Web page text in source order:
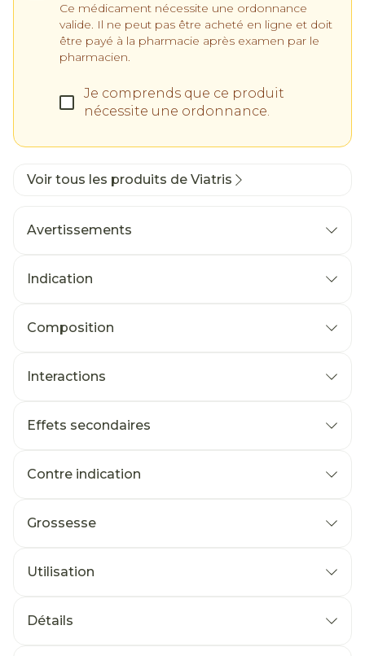
Ce médicament nécessite une ordonnance
valide. Il ne peut pas être acheté en ligne et doit
être payé à la pharmacie après examen par le
pharmacien.
Je comprends que ce produit
nécessite une ordonnance.
Voir tous les produits de Viatris
Avertissements
Indication
Composition
Interactions
Effets secondaires
Contre indication
Grossesse
Utilisation
Détails